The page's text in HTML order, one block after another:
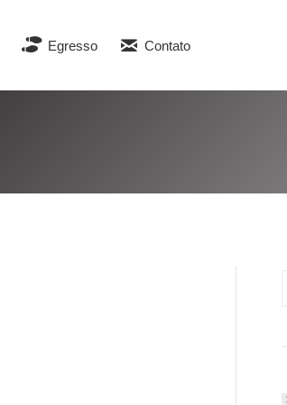
Egresso Contato